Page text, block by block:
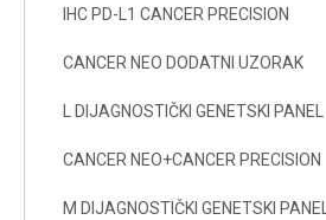
IHC PD-L1 CANCER PRECISION
CANCER NEO DODATNI UZORAK
L DIJAGNOSTIČKI GENETSKI PANEL
CANCER NEO+CANCER PRECISION
M DIJAGNOSTIČKI GENETSKI PANEL